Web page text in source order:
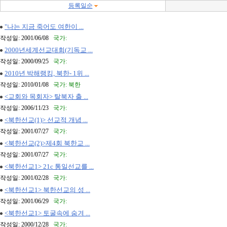
등록일순
"나는 지금 죽어도 여한이 ...
작성일: 2001/06/08 국가:
2000년세계선교대회(기독교 ...
작성일: 2000/09/25 국가:
2010년 박해랭킹, 북한- 1위 ...
작성일: 2010/01/08 국가: 북한
<교회와 목회자> 탈북자 출 ...
작성일: 2006/11/23 국가:
<북한선교(1)> 선교적 개념 ...
작성일: 2001/07/27 국가:
<북한선교(2)>제4회 북한교 ...
작성일: 2001/07/27 국가:
<북한선교1> 21c 통일선교를 ...
작성일: 2001/02/28 국가:
<북한선교1> 북한선교의 성 ...
작성일: 2001/06/29 국가:
<북한선교1> 토굴속에 숨겨 ...
작성일: 2000/12/28 국가: